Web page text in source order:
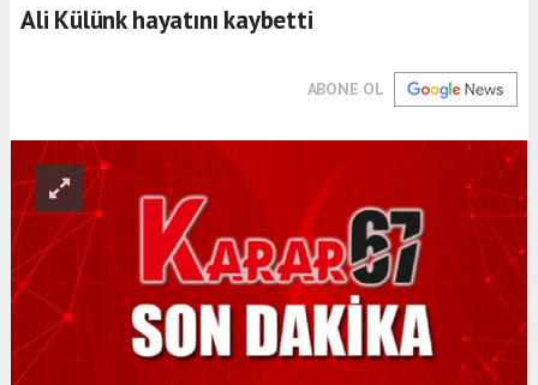
Ali Külünk hayatını kaybetti
ABONE OL